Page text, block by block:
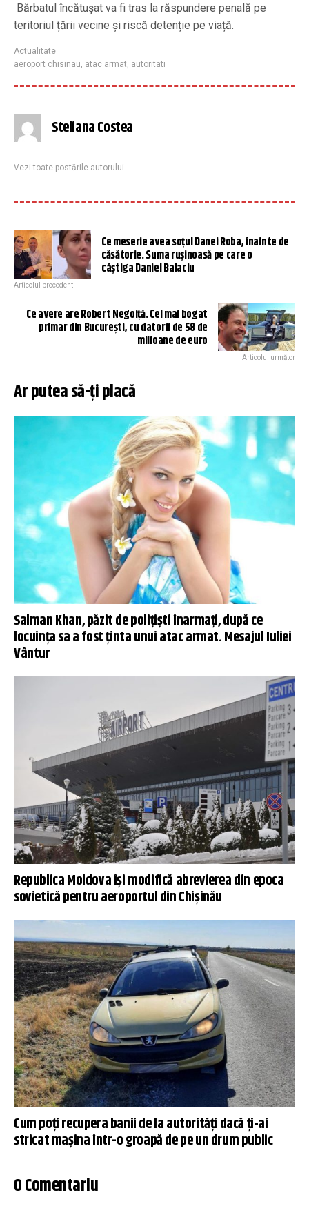
Bărbatul încătușat va fi tras la răspundere penală pe
teritoriul țării vecine și riscă detenție pe viață.
Actualitate
aeroport chisinau atac armat autoritati
Steliana Costea
Vezi toate postările autorului
Ce meserie avea soțul Danei Roba, înainte de
căsătorie. Suma rușinoasă pe care o
câștiga Daniel Balaciu
Articolul precedent
Ce avere are Robert Negoiță. Cel mai bogat
primar din București, cu datorii de 58 de
milioane de euro
Articolul următor
Ar putea să-ți placă
Salman Khan, păzit de polițiști înarmați, după ce
locuința sa a fost ținta unui atac armat. Mesajul Iuliei
Vântur
Republica Moldova îşi modifică abrevierea din epoca
sovietică pentru aeroportul din Chişinău
Cum poți recupera banii de la autorități dacă ți-ai
stricat mașina într-o groapă de pe un drum public
0 Comentariu